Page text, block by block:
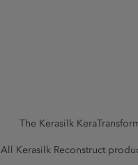
The Kerasilk
All Kerasilk Reconstruct